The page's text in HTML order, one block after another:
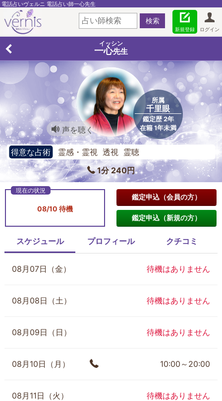
電話占いヴェルニ 電話占い師一心先生
ログイン
新規登録
イッシン
一心先生
所属
千里眼
鑑定歴 2年
在籍 1年未満
声を聴く
得意な占術
霊感・霊視 透視 霊聴
1分 240円
08/10 待機
鑑定申込（会員の方）
鑑定申込（新規の方）
スケジュール プロフィール クチコミ
08月07日（金） 待機はありません
08月08日（土） 待機はありません
08月09日（日） 待機はありません
08月10日（月） 10:00～20:00
08月11日（火） 待機はありません